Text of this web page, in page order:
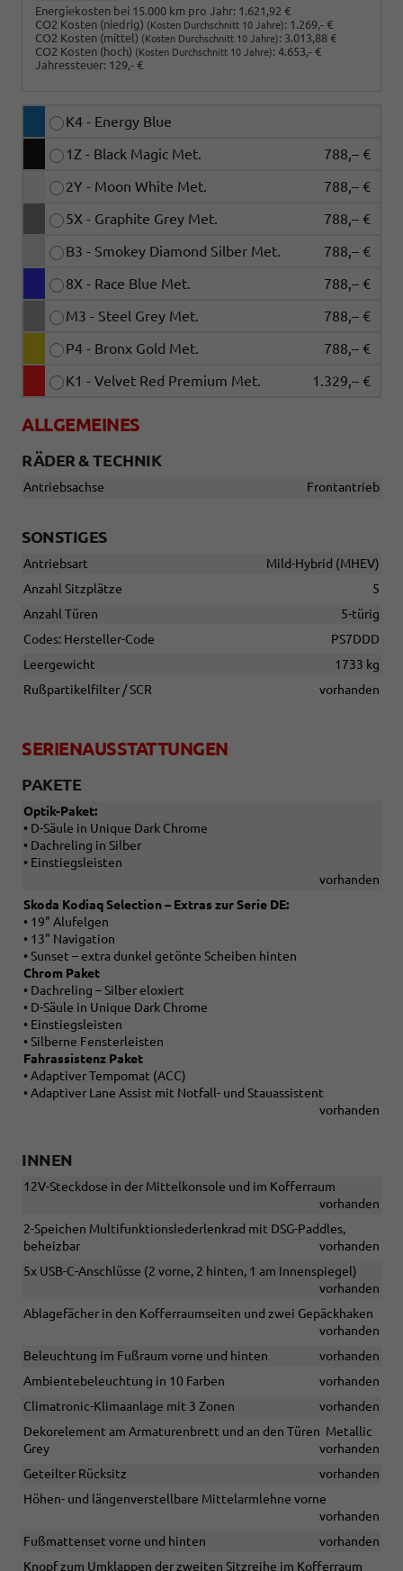
Energiekosten bei 15.000 km pro Jahr: 1.621,92 €
CO2 Kosten (niedrig) (Kosten Durchschnitt 10 Jahre): 1.269,- €
CO2 Kosten (mittel) (Kosten Durchschnitt 10 Jahre): 3.013,88 €
CO2 Kosten (hoch) (Kosten Durchschnitt 10 Jahre): 4.653,- €
Jahressteuer: 129,- €
K4 - Energy Blue
1Z - Black Magic Met.
788,– €
2Y - Moon White Met.
788,– €
5X - Graphite Grey Met.
788,– €
B3 - Smokey Diamond Silber Met.
788,– €
8X - Race Blue Met.
788,– €
M3 - Steel Grey Met.
788,– €
P4 - Bronx Gold Met.
788,– €
K1 - Velvet Red Premium Met.
1.329,– €
ALLGEMEINES
RÄDER & TECHNIK
Antriebsachse Frontantrieb
SONSTIGES
Antriebsart
Mild-Hybrid (MHEV)
Anzahl Sitzplätze
5
Anzahl Türen
5-türig
Codes: Hersteller-Code
PS7DDD
Leergewicht
1733 kg
Rußpartikelfilter / SCR
vorhanden
SERIENAUSSTATTUNGEN
PAKETE
Optik-Paket:
• D-Säule in Unique Dark Chrome
• Dachreling in Silber
• Einstiegsleisten
vorhanden
Skoda Kodiaq Selection – Extras zur Serie DE:
• 19" Alufelgen
• 13" Navigation
• Sunset – extra dunkel getönte Scheiben hinten
Chrom Paket
• Dachreling – Silber eloxiert
• D-Säule in Unique Dark Chrome
• Einstiegsleisten
• Silberne Fensterleisten
Fahrassistenz Paket
• Adaptiver Tempomat (ACC)
• Adaptiver Lane Assist mit Notfall- und Stauassistent
vorhanden
INNEN
12V-Steckdose in der Mittelkonsole und im Kofferraum
vorhanden
2-Speichen Multifunktionslederlenkrad mit DSG-Paddles,
beheizbar
vorhanden
5x USB-C-Anschlüsse (2 vorne, 2 hinten, 1 am Innenspiegel)
vorhanden
Ablagefächer in den Kofferraumseiten und zwei Gepäckhaken
vorhanden
Beleuchtung im Fußraum vorne und hinten
vorhanden
Ambientebeleuchtung in 10 Farben
vorhanden
Climatronic-Klimaanlage mit 3 Zonen
vorhanden
Dekorelement am Armaturenbrett und an den Türen  Metallic
Grey
vorhanden
Geteilter Rücksitz
vorhanden
Höhen- und längenverstellbare Mittelarmlehne vorne
vorhanden
Fußmattenset vorne und hinten
vorhanden
Knopf zum Umklappen der zweiten Sitzreihe im Kofferraum